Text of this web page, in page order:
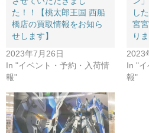
た！！【桃太郎王国 西船
橋店の買取情報をお知ら
せします】
2023年7月26日
In "イベント・予約・入荷情
報"
し
宮
り
2023
In "
報"